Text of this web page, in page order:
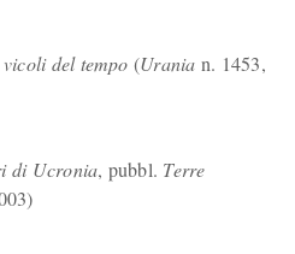
del tempo (Urania n. 1453,
di Ucronia, pubbl. Terre